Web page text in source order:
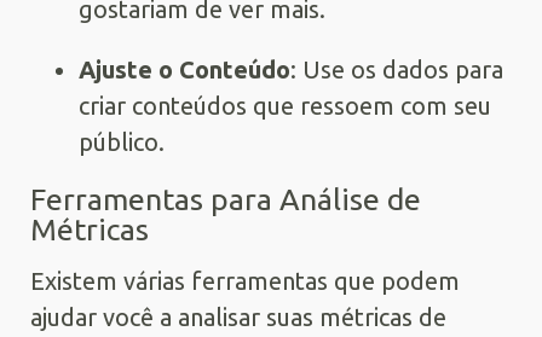
gostariam de ver mais.
Ajuste o Conteúdo: Use os dados para
criar conteúdos que ressoem com seu
público.
Ferramentas para Análise de
Métricas
Existem várias ferramentas que podem
ajudar você a analisar suas métricas de